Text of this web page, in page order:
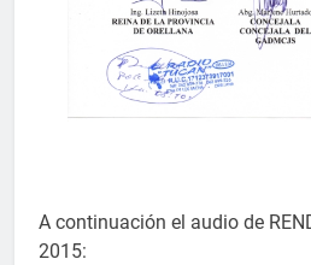
A continuación el audio de
2015: